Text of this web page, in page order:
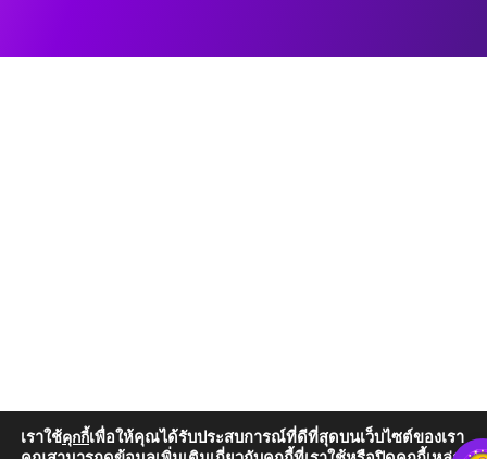
เราใช้คุกกี้เพื่อให้คุณได้รับประสบการณ์ที่ดีที่สุดบนเว็บไซต์ของเรา